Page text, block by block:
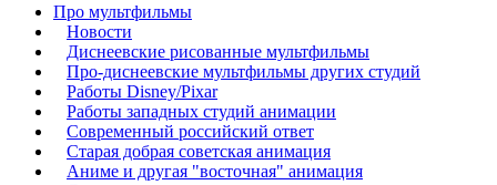
Про мультфильмы
Новости
Диснеевские рисованные мультфильмы
Про-диснеевские мультфильмы других студий
Работы Disney/Pixar
Работы западных студий анимации
Современный российский ответ
Старая добрая советская анимация
Аниме и другая "восточная" анимация